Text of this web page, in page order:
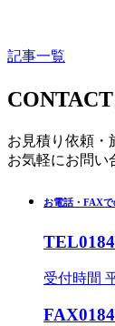
記事一覧
CONTACT
お見積り依頼・
お気軽にお問い
お電話・FAX
TEL
受付時間
FAX